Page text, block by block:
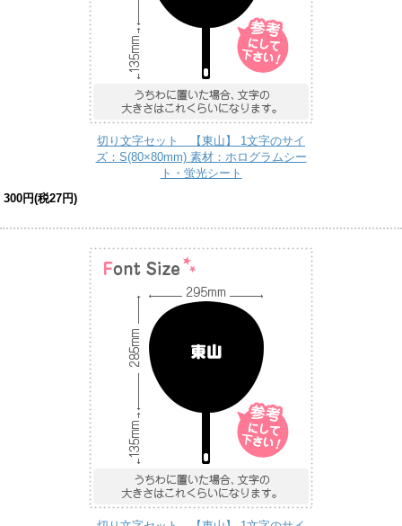
切り文字セット 【東山】 1文字のサイ
ズ：S(80×80mm) 素材：ホログラムシー
ト・蛍光シート
300円(税27円)